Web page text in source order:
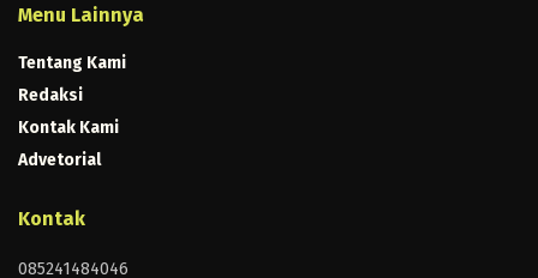
Menu Lainnya
Tentang Kami
Redaksi
Kontak Kami
Advetorial
Kontak
085241484046